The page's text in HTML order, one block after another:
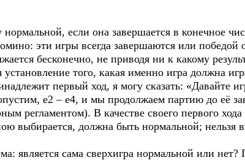
если она завершается в конечное
эти игры всегда завершаются или победой
бесконечно, не приводя ни к какому
установление того, какая именно игра должна
первый ход, я могу сказать: «Давайте
е2 – е4, и мы продолжаем партию до её
регламентом). В качестве своего первого
выбирается, должна быть нормальной; нельзя
является сама сверхигра нормальной или